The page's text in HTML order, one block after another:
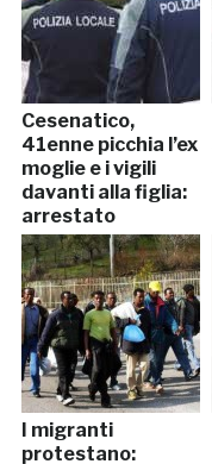
Cesenatico,
41enne picchia l’ex
moglie e i vigili
davanti alla figlia:
arrestato
I migranti
protestano: